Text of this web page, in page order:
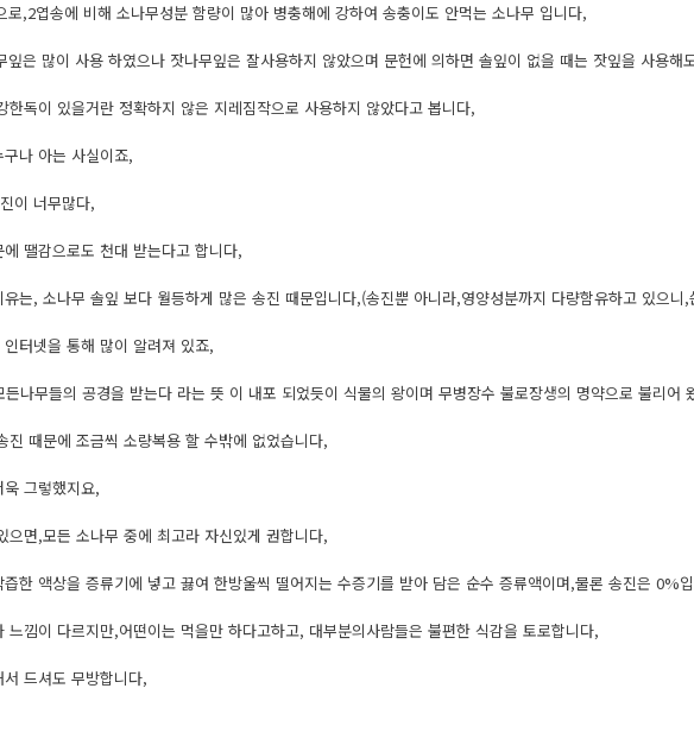
로,2엽송에 비해 소나무성분 함량이 많아 병충해에 강하여 송충이도 안먹는 소나무 입니다,
잎은 많이 사용 하였으나 잣나무잎은 잘사용하지 않았으며 문헌에 의하면 솔잎이 없을 때는 잣잎을 사용해
한독이 있을거란 정확하지 않은 지레짐작으로 사용하지 않았다고 봅니다,
나 아는 사실이죠,
이 너무많다,
땔감으로도 천대 받는다고 합니다,
는, 소나무 솔잎 보다 월등하게 많은 송진 때문입니다,(송진뿐 아니라,영양성분까지 다량함유하고 있으니
터넷을 통해 많이 알려져 있죠,
나무들의 공경을 받는다 라는 뜻 이 내포 되었듯이 식물의 왕이며 무병장수 불로장생의 명약으로 불리어
진 때문에 조금씩 소량복용 할 수밖에 없었습니다,
그렇했지요,
으면,모든 소나무 중에 최고라 자신있게 권합니다,
한 액상을 증류기에 넣고 끓여 한방울씩 떨어지는 수증기를 받아 담은 순수 증류액이며,물론 송진은 0%
느낌이 다르지만,어떤이는 먹을만 하다고하고, 대부분의사람들은 불편한 식감을 토로합니다,
드셔도 무방합니다,